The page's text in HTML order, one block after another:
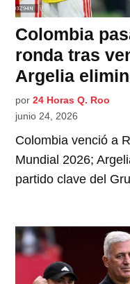
Colombia
ronda tras
Argelia
por 24 Horas Q. Roo
junio 24, 2026
Colombia venció a
Mundial 2026;
partido clave del